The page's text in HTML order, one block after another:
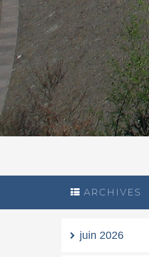
ARCHIVES
juin 2026